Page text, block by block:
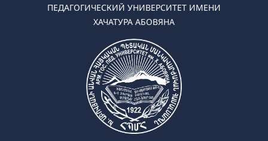
ПЕДАГОГИЧЕСКИЙ УНИВЕРСИТЕТ ИМЕНИ
ХАЧАТУРА АБОВЯНА